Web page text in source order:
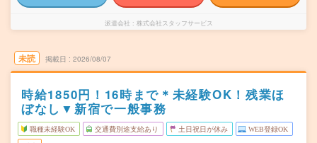
派遣会社 株式会社スタッフサービス
未読 掲載日 2026/08/07
時給1850円！16時まで＊未経験OK！残業ほ
ぼなし▼新宿で一般事務
職種未経験OK 交通費別途支給あり 土日祝日が休み WEB登録OK